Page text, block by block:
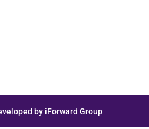
by iForward Group